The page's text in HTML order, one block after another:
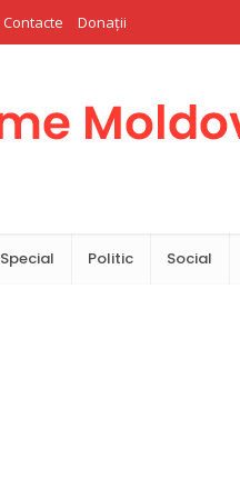
Contacte Donații
Special Politic Social